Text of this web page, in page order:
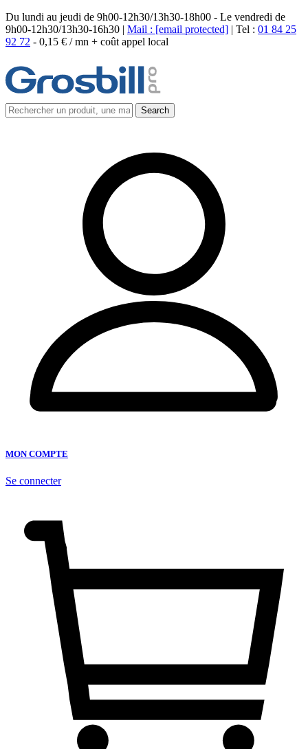
Du lundi au jeudi de 9h00-12h30/13h30-18h00 - Le vendredi de
9h00-12h30/13h30-16h30 | Mail : [email protected] | Tel : 01 84 25
92 72 - 0,15 € / mn + coût appel local
MON COMPTE
Se connecter